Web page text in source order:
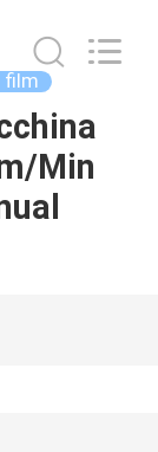
film
Min